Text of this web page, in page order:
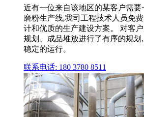
近有一位来自该地区的某客户需要
磨粉生产线,我司工程技术人员免
计和优质的生产建设方案。 对客
规划、成品堆放进行了有序的规
稳定的运行。
联系电话: 180 3780 8511